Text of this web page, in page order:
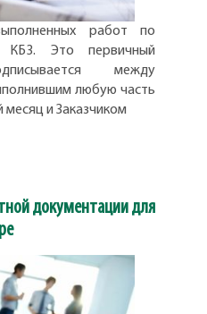
работ по
Это первичный
между
любую часть
и Заказчиком
документации для